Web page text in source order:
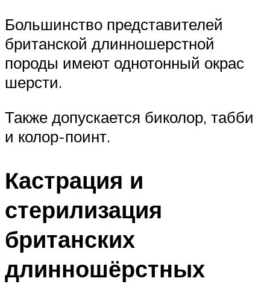
Большинство представителей
британской длинношерстной
породы имеют однотонный окрас
шерсти.
Также допускается биколор, табби
и колор-поинт.
Кастрация и
стерилизация
британских
длинношёрстных